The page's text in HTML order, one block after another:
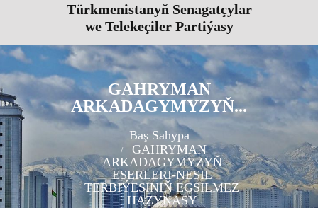
Türkmenistanyň Senagatçylar
we Telekeçiler Partiýasy
GAHRYMAN
ARKADAGYMYZYŇ...
Baş Sahypa
GAHRYMAN
ARKADAGYMYZYŇ
ESERLERI-NESIL
TERBIÝESINIŇ EGSILMEZ
HAZYNASY